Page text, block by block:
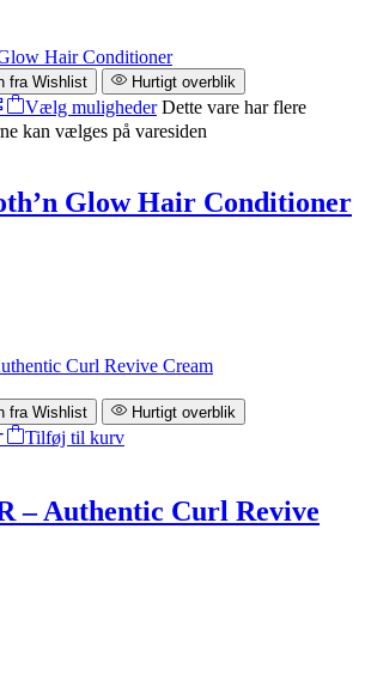
fra Wishlist
Hurtigt overblik
Vælg muligheder Dette vare har flere
kan vælges på varesiden
Glow Hair Conditioner
fra Wishlist
Hurtigt overblik
Tilføj til kurv
– Authentic Curl Revive